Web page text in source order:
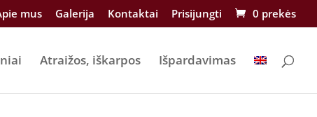
mus Galerija Kontaktai Prisijungti 0 prekės
Atraižos, iškarpos Išpardavimas